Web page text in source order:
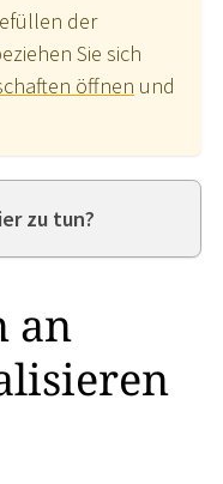
der
Sie sich
öffnen und
zu tun?
an